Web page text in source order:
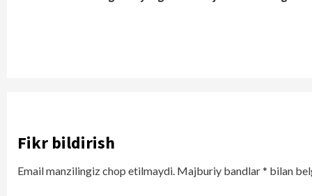
Fikr bildirish
Email manzilingiz chop etilmaydi. Majburiy bandlar* bilan